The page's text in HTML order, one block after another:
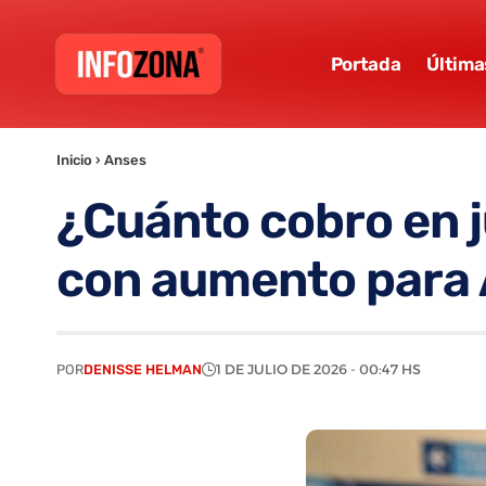
Portada
Inicio › Anses
¿Cuánto cobro en
con aumento para
PORDENISSE HELMAN 1 DE JULIO DE 2026 - 00:47 HS